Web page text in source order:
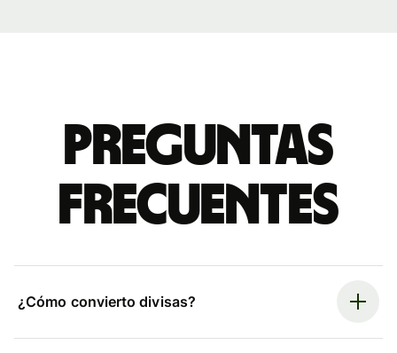
Preguntas
frecuentes
¿Cómo convierto divisas?